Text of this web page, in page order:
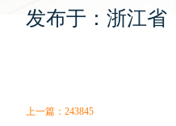
发布于：浙江省
上一篇： 243845